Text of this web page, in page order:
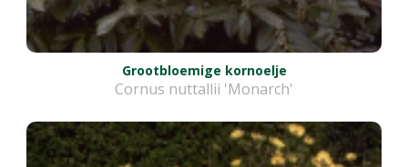
Grootbloemige kornoelje
Cornus nuttallii 'Monarch'